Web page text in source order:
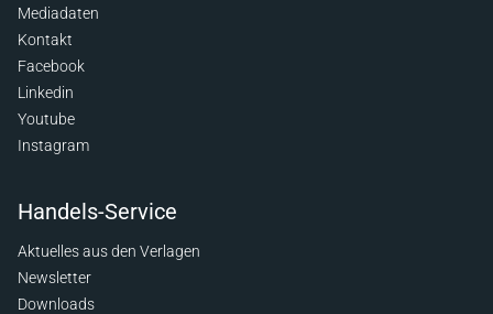
Mediadaten
Kontakt
Facebook
Linkedin
Youtube
Instagram
Handels-Service
Aktuelles aus den Verlagen
Newsletter
Downloads